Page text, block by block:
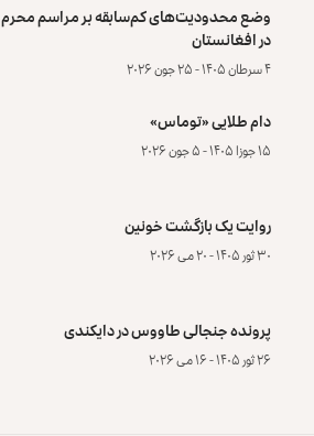
وضع محدودیت‌های کم‌سابقه بر مراسم محرم
در افغانستان
۴ سرطان ۱۴۰۵ - ۲۵ جون ۲۰۲۶
دام طلایی «توماس»
۱۵ جوزا ۱۴۰۵ - ۵ جون ۲۰۲۶
روایت یک بازگشت خونین
۳۰ ثور ۱۴۰۵ - ۲۰ می ۲۰۲۶
پرونده‌ جنجالی طاووس در دایکندی
۲۶ ثور ۱۴۰۵ - ۱۶ می ۲۰۲۶